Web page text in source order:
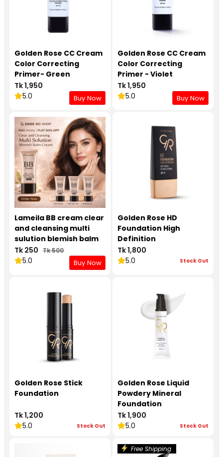
Golden Rose CC Cream
Color Correcting
Primer- Green
Tk 1,950
5.0
Buy Now
Golden Rose CC Cream
Color Correcting
Primer - Violet
Tk 1,950
5.0
Buy Now
Lameila BB cream clear
and cleansing multi
sulution blemish balm
cream
Tk 250 Tk 500
5.0 Buy Now
Golden Rose HD
Foundation High
Definition
Tk 1,800
5.0
Stock Out
Golden Rose Stick
Foundation
Tk 1,200
5.0
Stock Out
Golden Rose Liquid
Powdery Mineral
Foundation
Tk 1,900
5.0
Stock Out
Free Shipping